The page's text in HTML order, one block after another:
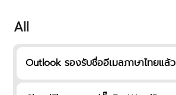
All
Outlook รองรับชื่ออีเมลภาษาไทยแล้ว